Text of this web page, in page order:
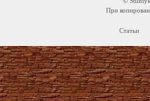
При
Статьи